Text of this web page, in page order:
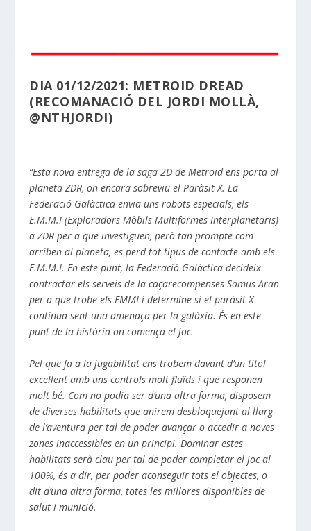
DIA 01/12/2021: METROID DREAD
(RECOMANACIÓ DEL JORDI MOLLÀ,
@NTHJORDI)
“Esta nova entrega de la saga 2D de Metroid ens porta al
planeta ZDR, on encara sobreviu el Paràsit X. La
Federació Galàctica envia uns robots especials, els
E.M.M.I (Exploradors Mòbils Multiformes Interplanetaris)
a ZDR per a que investiguen, però tan prompte com
arriben al planeta, es perd tot tipus de contacte amb els
E.M.M.I. En este punt, la Federació Galàctica decideix
contractar els serveis de la caçarecompenses Samus Aran
per a que trobe els EMMI i determine si el paràsit X
continua sent una amenaça per la galàxia. És en este
punt de la història on comença el joc.
Pel que fa a la jugabilitat ens trobem davant d’un títol
excel·lent amb uns controls molt fluïds i que responen
molt bé. Com no podia ser d’una altra forma, disposem
de diverses habilitats que anirem desbloquejant al llarg
de l’aventura per tal de poder avançar o accedir a noves
zones inaccessibles en un principi. Dominar estes
habilitats serà clau per tal de poder completar el joc al
100%, és a dir, per poder aconseguir tots el objectes, o
dit d’una altra forma, totes les millores disponibles de
salut i munició.